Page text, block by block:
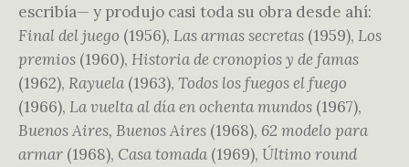
escribía— y produjo casi toda su obra desde ahí:
Final del juego (1956), Las armas secretas (1959), Los
premios (1960), Historia de cronopios y de famas
(1962), Rayuela (1963), Todos los fuegos el fuego
(1966), La vuelta al día en ochenta mundos (1967),
Buenos Aires, Buenos Aires (1968), 62 modelo para
armar (1968), Casa tomada (1969), Último round